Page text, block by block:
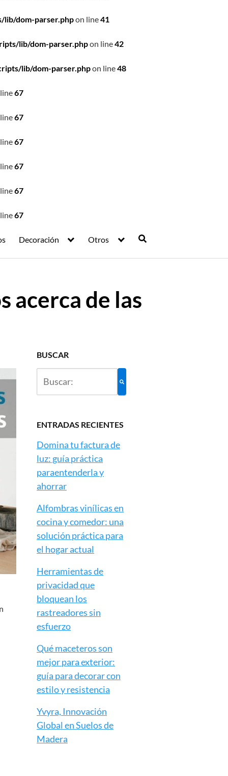
dom-parser.phpon line41
lib/dom-parser.phpon line42
lib/dom-parser.phpon line48
67
67
67
67
67
67
Decoración Otros
acerca de las
BUSCAR
ENTRADAS RECIENTES
Domina tu factura de
luz: guía práctica
paraentenderla y
ahorrar
Alfombras vinílicas en
cocina y comedor: una
solución práctica para
el hogar actual
Herramientas de
privacidad que
bloquean los
rastreadores sin
esfuerzo
Qué maceteros son
mejor para exterior:
guía para decorar con
estilo y resistencia
Yvyra, Innovación
Global en Suelos de
Madera